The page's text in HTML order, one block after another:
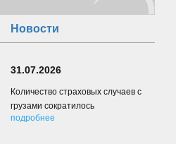
Новости
31.07.2026
Количество страховых случаев с
грузами сократилось
подробнее